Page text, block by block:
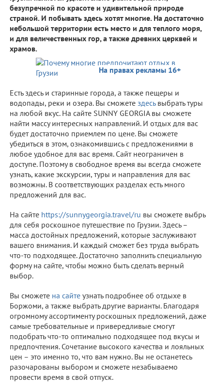
безупречной по красоте и удивительной природе
страной. И побывать здесь хотят многие. На достаточно
небольшой территории есть место и для теплого моря,
и для величественных гор, а также древних церквей и
храмов.
На правах рекламы 16+
Есть здесь и старинные города, а также пещеры и
водопады, реки и озера. Вы сможете здесь выбрать туры
на любой вкус. На сайте SUNNY GEORGIA вы сможете
найти массу интересных направлений. И отдых для вас
будет достаточно приемлем по цене. Вы сможете
убедиться в этом, ознакомившись с предложениями в
любое удобное для вас время. Сайт неограничен в
доступе. Поэтому в свободное время вы всегда сможете
узнать, какие экскурсии, туры и направления для вас
возможны. В соответствующих разделах есть много
предложений для вас.
На сайте https://sunnygeorgia.travel/ru вы сможете выбрь
для себя роскошное путешествие по Грузии. Здесь –
масса достойных предложений, которые заслуживают
вашего внимания. И каждый сможет без труда выбрать
что-то подходящее. Достаточно заполнить специальную
форму на сайте, чтобы можно быть сделать верный
выбор.
Вы сможете на сайте узнать подробнее об отдыхе в
Боржоми, а также выбрать другие варианты. Благодаря
огромному ассортименту роскошных предложений, даже
самые требовательные и привередливые смогут
подобрать что-то оптимально подходящее под вкусы и
предпочтения. Сочетание высокого качества и лояльных
цен – это именно то, что вам нужно. Вы не останетесь
разочарованы выбором и сможете незабываемо
провести время в свой отпуск.